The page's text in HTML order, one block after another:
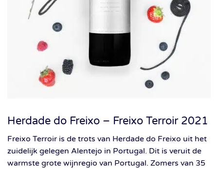
Herdade do Freixo – Freixo Terroir 2021
Freixo Terroir is de trots van Herdade do Freixo uit het
zuidelijk gelegen Alentejo in Portugal. Dit is veruit de
warmste grote wijnregio van Portugal. Zomers van 35